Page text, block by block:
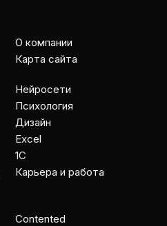
О компании
Карта сайта
Нейросети
Психология
Дизайн
Excel
1C
Карьера и работа
Contented